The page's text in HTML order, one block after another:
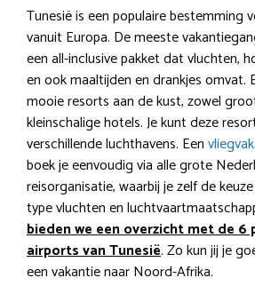
Tunesië is een populaire bestemming
vanuit Europa. De meeste
een all-inclusive pakket dat vluchten,
en ook maaltijden en drankjes omvat.
mooie resorts aan de kust, zowel
kleinschalige hotels. Je kunt deze
verschillende luchthavens. Een
boek je eenvoudig via alle grote
reisorganisatie, waarbij je zelf de
type vluchten en
bieden we een overzicht met de 6
airports van Tunesië. Zo kun jij je
een vakantie naar Noord-Afrika.